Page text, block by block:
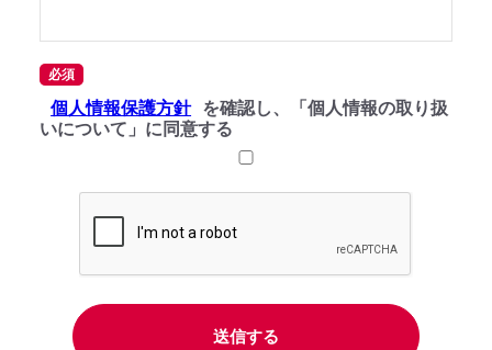
必須
個人情報保護方針
を確認し、「個人情報の取り扱
いについて」に同意する
送信する